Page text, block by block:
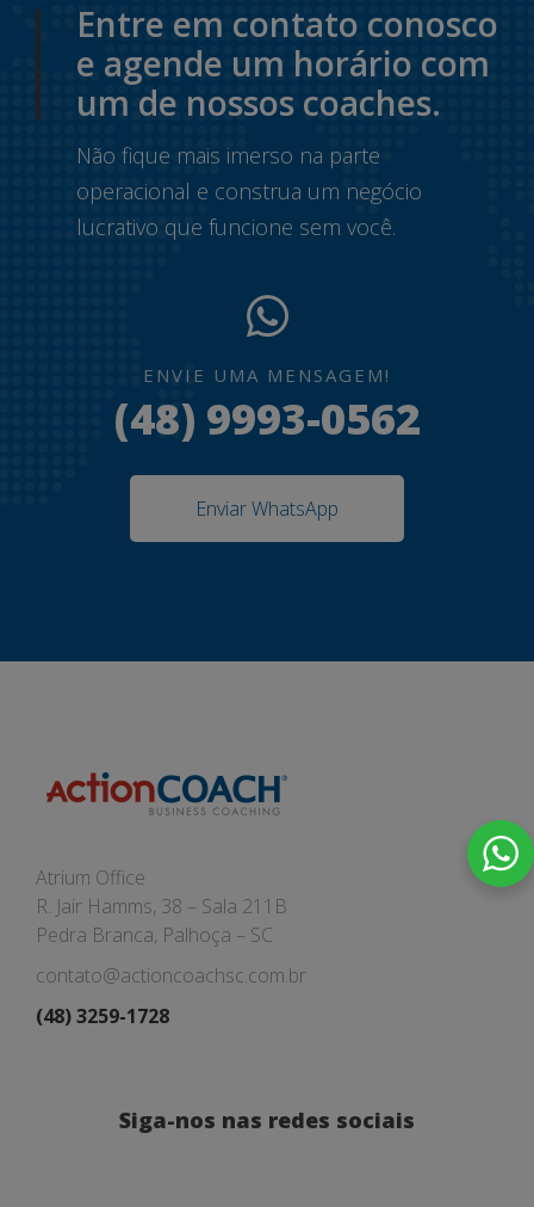
Entre em contato conosco
e agende um horário com
um de nossos coaches.
Não fique mais imerso na parte
operacional e construa um negócio
lucrativo que funcione sem você.
ENVIE UMA MENSAGEM!
(48) 9993-0562
Enviar WhatsApp
Atrium Office
R. Jair Hamms, 38 – Sala 211B
Pedra Branca, Palhoça – SC
contato@actioncoachsc.com.br
(48) 3259-1728
Siga-nos nas redes sociais